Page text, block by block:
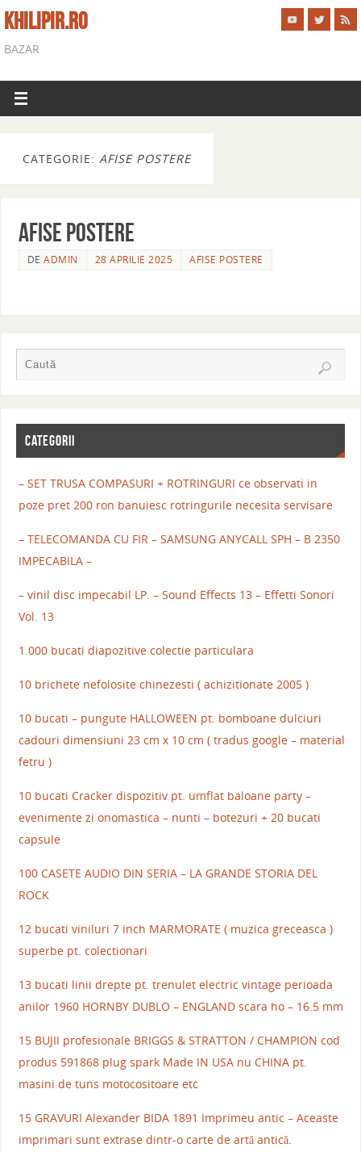
KHILIPIR.RO
BAZAR
CATEGORIE: AFISE POSTERE
AFISE POSTERE
DEADMIN 28 APRILIE 2025 AFISE POSTERE
CATEGORII
– SET TRUSA COMPASURI + ROTRINGURI ce observati in
poze pret 200 ron banuiesc rotringurile necesita servisare
– TELECOMANDA CU FIR – SAMSUNG ANYCALL SPH – B 2350
IMPECABILA –
– vinil disc impecabil LP. – Sound Effects 13 – Effetti Sonori
Vol. 13
1.000 bucati diapozitive colectie particulara
10 brichete nefolosite chinezesti ( achizitionate 2005 )
10 bucati – pungute HALLOWEEN pt. bomboane dulciuri
cadouri dimensiuni 23 cm x 10 cm ( tradus google – material
fetru )
10 bucati Cracker dispozitiv pt. umflat baloane party –
evenimente zi onomastica – nunti – botezuri + 20 bucati
capsule
100 CASETE AUDIO DIN SERIA – LA GRANDE STORIA DEL
ROCK
12 bucati viniluri 7 inch MARMORATE ( muzica greceasca )
superbe pt. colectionari
13 bucati linii drepte pt. trenulet electric vintage perioada
anilor 1960 HORNBY DUBLO – ENGLAND scara ho – 16.5 mm
15 BUJII profesionale BRIGGS & STRATTON / CHAMPION cod
produs 591868 plug spark Made IN USA nu CHINA pt.
masini de tuns motocositoare etc
15 GRAVURI Alexander BIDA 1891 Imprimeu antic – Aceaste
imprimari sunt extrase dintr-o carte de artă antică.